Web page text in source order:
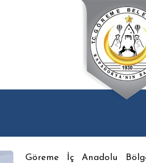
Göreme İç Anadolu